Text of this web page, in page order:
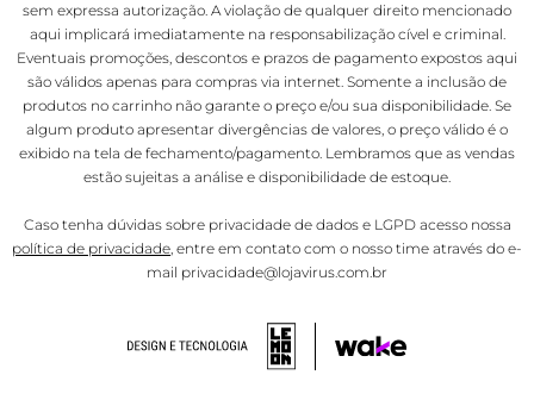
sem expressa autorização. A violação de qualquer direito mencionado
aqui implicará imediatamente na responsabilização cível e criminal.
Eventuais promoções, descontos e prazos de pagamento expostos aqui
são válidos apenas para compras via internet. Somente a inclusão de
produtos no carrinho não garante o preço e/ou sua disponibilidade. Se
algum produto apresentar divergências de valores, o preço válido é o
exibido na tela de fechamento/pagamento. Lembramos que as vendas
estão sujeitas a análise e disponibilidade de estoque.
Caso tenha dúvidas sobre privacidade de dados e LGPD acesso nossa
política de privacidade, entre em contato com o nosso time através do e-
mail privacidade@lojavirus.com.br